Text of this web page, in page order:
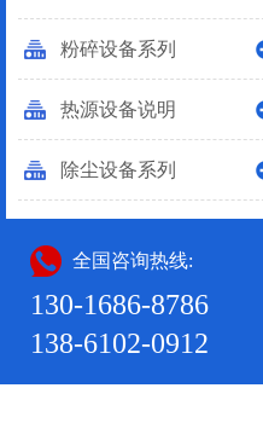
粉碎设备系列
热源设备说明
除尘设备系列
全国咨询热线:
130-1686-8786
138-6102-0912